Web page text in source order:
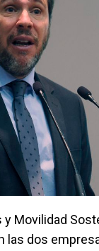
Movilidad
las dos